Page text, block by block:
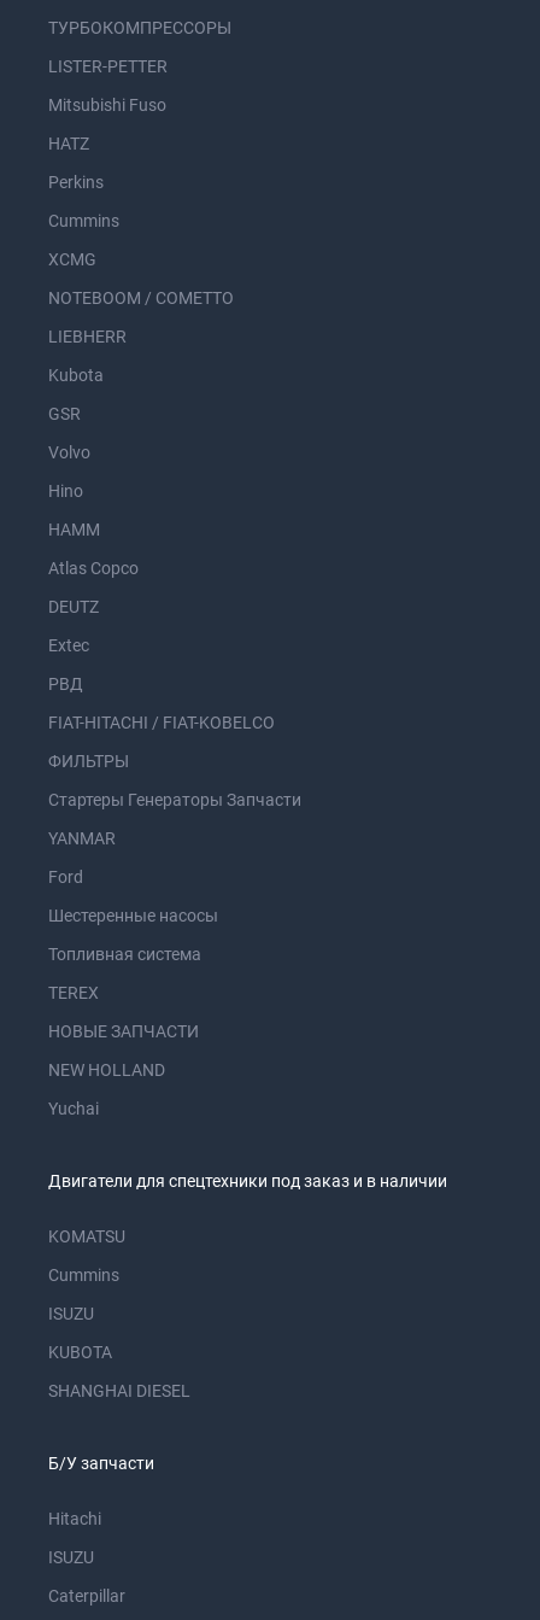
ТУРБОКОМПРЕССОРЫ
LISTER-PETTER
Mitsubishi Fuso
HATZ
Perkins
Cummins
XCMG
NOTEBOOM / COMETTO
LIEBHERR
Kubota
GSR
Volvo
Hino
HAMM
Atlas Copco
DEUTZ
Extec
РВД
FIAT-HITACHI / FIAT-KOBELCO
ФИЛЬТРЫ
Стартеры Генераторы Запчасти
YANMAR
Ford
Шестеренные насосы
Топливная система
TEREX
НОВЫЕ ЗАПЧАСТИ
NEW HOLLAND
Yuchai
Двигатели для спецтехники под заказ и в наличии
KOMATSU
Cummins
ISUZU
KUBOTA
SHANGHAI DIESEL
Б/У запчасти
Hitachi
ISUZU
Caterpillar